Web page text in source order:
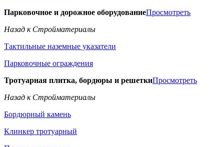
Парковочное и дорожное оборудованиеПросмотреть
Назад к Стройматериалы
Тактильные наземные указатели
Парковочные ограждения
Тротуарная плитка, бордюры и решеткиПросмотреть
Назад к Стройматериалы
Бордюрный камень
Клинкер тротуарный